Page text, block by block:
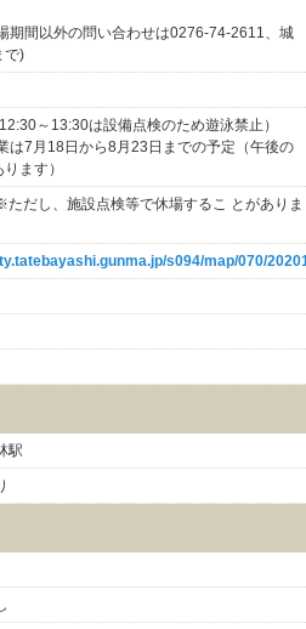
期間以外の問い合わせは0276-74-2611、城
で)
～13:30は設備点検のため遊泳禁止）
は7月18日から8月23日までの予定（午後の
ます）
だし、施設点検等で休場するこ とがありま
s094/map/070/
駅